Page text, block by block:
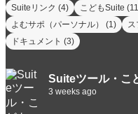
Suiteリンク (4) こどもSuite
よむサポ（パーソナル）
(1) ス
ドキュメント (3)
Suiteツール・こ
3 weeks ago